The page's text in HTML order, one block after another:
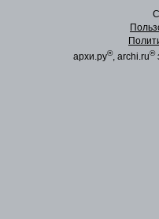
архи.ру®, archi.ru®